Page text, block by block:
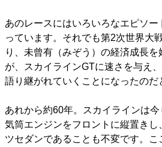
あのレースにはいろいろなエピソ
っています。それでも第2次世界大
り、未曾有（みぞう）の経済成長
が、スカイラインGTに速さを与え
語り継がれていくことになったのだ
あれから約60年。スカイラインは
気筒エンジンをフロントに縦置き
ツセダンであることも不変です。こ